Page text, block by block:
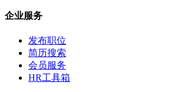
企业服务
发布职位
简历搜索
会员服务
HR工具箱